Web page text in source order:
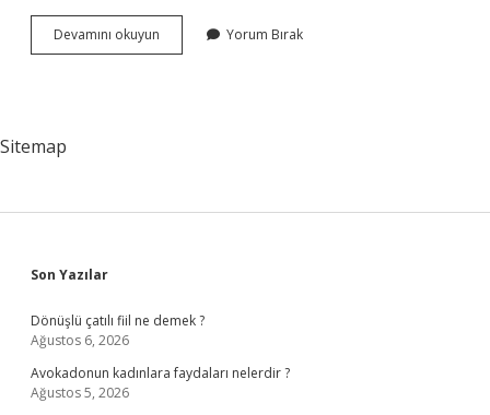
Devamını okuyun Demokratik
Sol
Yorum Bırak
Sitemap
Sidebar
Son Yazılar
Dönüşlü çatılı fiil ne demek ?
Ağustos 6, 2026
Avokadonun kadınlara faydaları nelerdir ?
Ağustos 5, 2026